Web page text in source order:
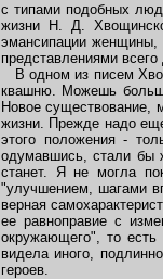
с типами подобных
жизни Н. Д.
эмансипации женщины,
представлениями всего
В одном из писем
квашню. Можешь
Новое существование,
жизни. Прежде надо
этого положения -
одумавшись, стали бы
станет. Я не могла
"улучшением, шагами
верная
ее равноправие с
окружающего", то есть
видела иного,
героев.